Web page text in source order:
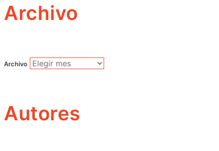
Archivo
Archivo
Autores